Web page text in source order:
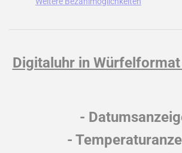
Digitaluhr in
-
-